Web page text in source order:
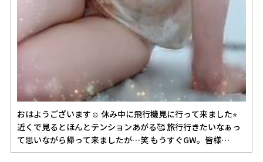
おはようございます☺️ 休み中に飛行機見に行って来ました⭐︎
近くで見るとほんとテンションあがる🥰 旅行行きたいなぁっ
て思いながら帰って来ましたが…笑 もうすぐGW。皆様…